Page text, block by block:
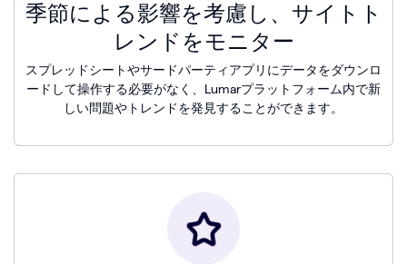
季節による影響を考慮し、サイトト
レンドをモニター
スプレッドシートやサードパーティアプリにデータをダウンロ
ードして操作する必要がなく、Lumarプラットフォーム内で新
しい問題やトレンドを発見することができます。